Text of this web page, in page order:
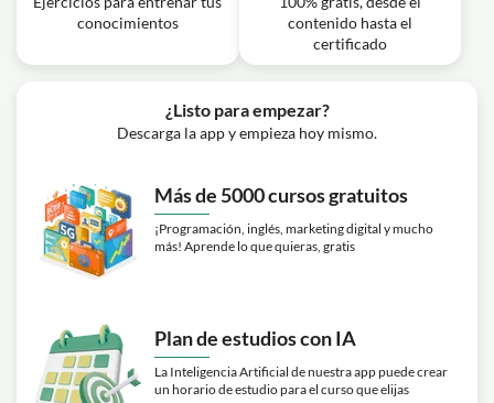
conocimientos
contenido hasta el
certificado
¿Listo para empezar?
Descarga la app y empieza hoy mismo.
Más de 5000 cursos gratuitos
¡Programación, inglés, marketing digital y mucho
más! Aprende lo que quieras, gratis
Plan de estudios con IA
La Inteligencia Artificial de nuestra app puede crear
un horario de estudio para el curso que elijas